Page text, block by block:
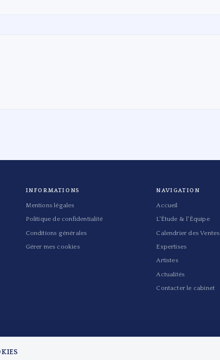
INFORMATIONS
Mentions légales
Politique de confidentialité
Conditions générales
Gérer mes cookies
NAVIGATION
Accueil
L'Étude & l'Équipe
Calendrier des Ventes
Expertises
Artistes
Actualités
Contacter le cabinet